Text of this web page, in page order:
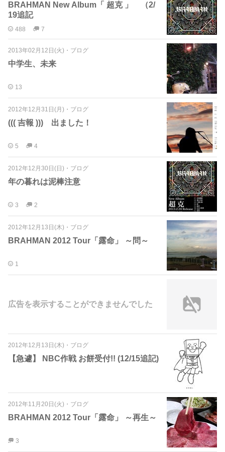
BRAHMAN New Album「 超克 」 （2/
19追記
488 7
2013年02月12日(火) ・ ブログ
中学生、未来
13
2012年12月31日(月) ・ ブログ
((( 吉報 ))) 出ました！
5 4
2012年12月30日(日) ・ ブログ
年の暮れは泥棒注意
3 2
2012年12月13日(木) ・ ブログ
BRAHMAN 2012 Tour「露命」 ～問～
1
広告を表示することができませんでした
2012年12月13日(木) ・ ブログ
【急遽】 NBC作戦 お餅受付!! (12/15追記)
2012年11月20日(火) ・ ブログ
BRAHMAN 2012 Tour「露命」 ～再生～
3